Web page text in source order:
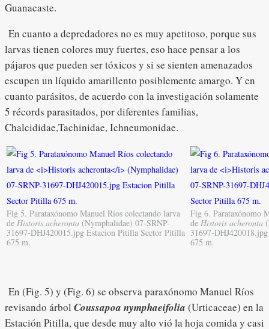
Guanacaste.
En cuanto a depredadores no es muy apetitoso, porque sus
larvas tienen colores muy fuertes, eso hace pensar a los
pájaros que pueden ser tóxicos y si se sienten amenazados
escupen un líquido amarillento posiblemente amargo. Y en
cuanto parásitos, de acuerdo con la investigación solamente
5 récords parasitados, por diferentes familias,
Chalcididae,Tachinidae, Ichneumonidae.
Fig 5. Parataxónomo Manuel Ríos colectando larva
de Historis acheronta (Nymphalidae) 07-SRNP-
31697-DHJ420015.jpg Estacion Pitilla Sector Pitilla
675 m.
Fig 6. Parataxónomo
de Historis acheronta
31697-
675 m.
En (Fig. 5) y (Fig. 6) se observa paraxónomo Manuel Ríos
revisando árbol Coussapoa nymphaeifolia (Urticaceae) en la
Estación Pitilla, que desde muy alto vió la hoja comida y casi